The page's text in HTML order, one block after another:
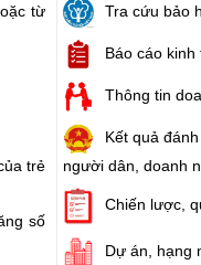
từ
trẻ
số
Tra cứu bảo
Báo cáo kinh
Thông tin
Kết quả
người dân, doanh
Chiến lược,
Dự án, hạng